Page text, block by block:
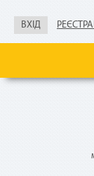
ВХІД
справка о